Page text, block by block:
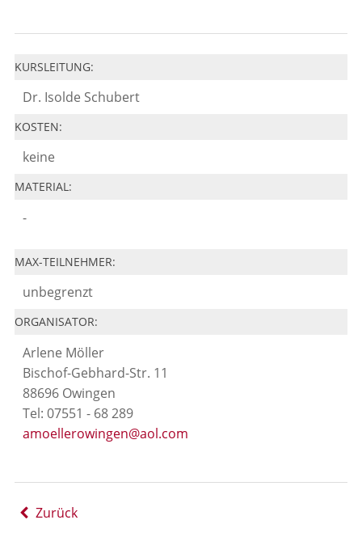
KURSLEITUNG:
Dr. Isolde Schubert
KOSTEN:
keine
MATERIAL:
-
MAX-TEILNEHMER:
unbegrenzt
ORGANISATOR:
Arlene Möller
Bischof-Gebhard-Str. 11
88696 Owingen
Tel: 07551 - 68 289
amoellerowingen@aol.com
Zurück